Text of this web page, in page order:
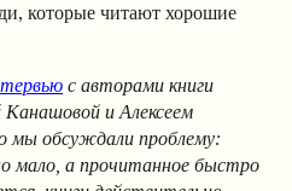
которые читают хорошие
с авторами книги
Канашовой и Алексеем
мы обсуждали проблему:
мало, а прочитанное быстро